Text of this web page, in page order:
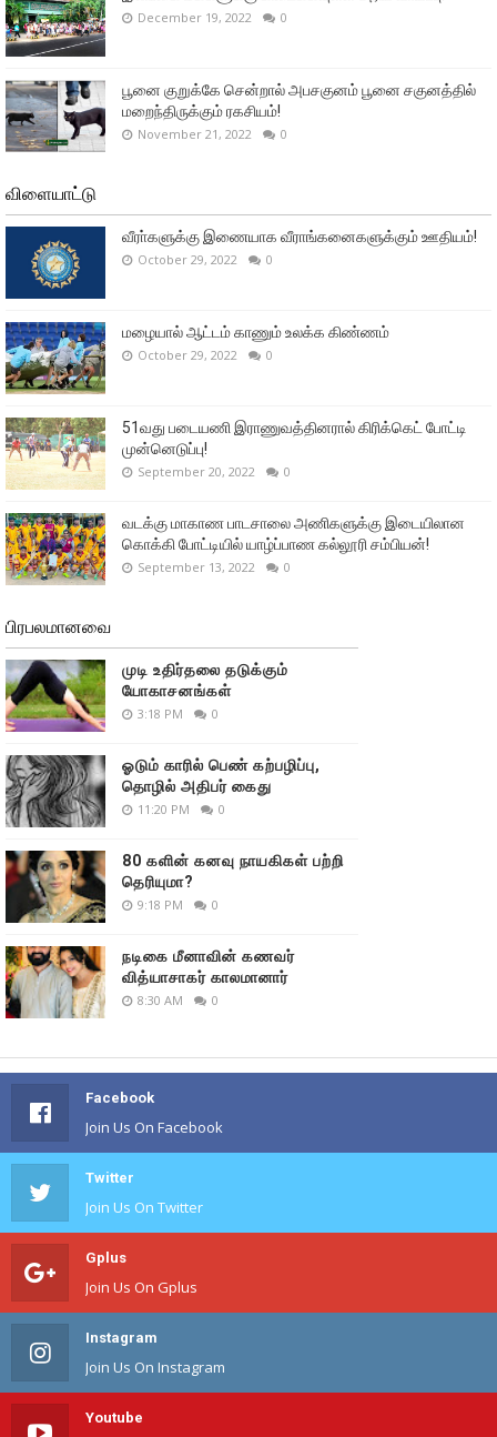
December 19, 2022 0
பூனை குறுக்கே சென்றால் அபசகுனம் பூனை சகுனத்தில்
மறைந்திருக்கும் ரகசியம்!
November 21, 2022 0
விளையாட்டு
வீரா்களுக்கு இணையாக வீராங்கனைகளுக்கும் ஊதியம்!
October 29, 2022 0
மழையால் ஆட்டம் காணும் உலக்க கிண்ணம்
October 29, 2022 0
51வது படையணி இராணுவத்தினரால் கிரிக்கெட் போட்டி
முன்னெடுப்பு!
September 20, 2022 0
வடக்கு மாகாண பாடசாலை அணிகளுக்கு இடையிலான
கொக்கி போட்டியில் யாழ்ப்பாண கல்லூரி சம்பியன்!
September 13, 2022 0
பிரபலமானவை
முடி உதிர்தலை தடுக்கும்
யோகாசனங்கள்
3:18 PM 0
ஓடும் காரில் பெண் கற்பழிப்பு,
தொழில் அதிபர் கைது
11:20 PM 0
80 களின் கனவு நாயகிகள் பற்றி
தெரியுமா?
9:18 PM 0
நடிகை மீனாவின் கணவர்
வித்யாசாகர் காலமானார்
8:30 AM 0
Facebook
Join Us On Facebook
Twitter
Join Us On Twitter
Gplus
Join Us On Gplus
Instagram
Join Us On Instagram
Youtube